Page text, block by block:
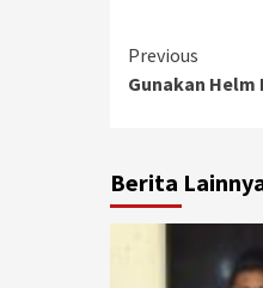
Continue
Reading
Previous
Gunakan Helm
Berita